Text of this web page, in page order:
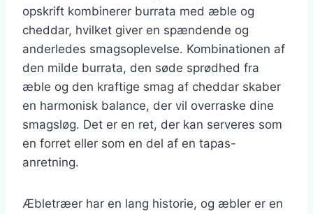
opskrift kombinerer burrata med æble og
cheddar, hvilket giver en spændende og
anderledes smagsoplevelse. Kombinationen af
den milde burrata, den søde sprødhed fra
æble og den kraftige smag af cheddar skaber
en harmonisk balance, der vil overraske dine
smagsløg. Det er en ret, der kan serveres som
en forret eller som en del af en tapas-
anretning.
Æbletræer har en lang historie, og æbler er en